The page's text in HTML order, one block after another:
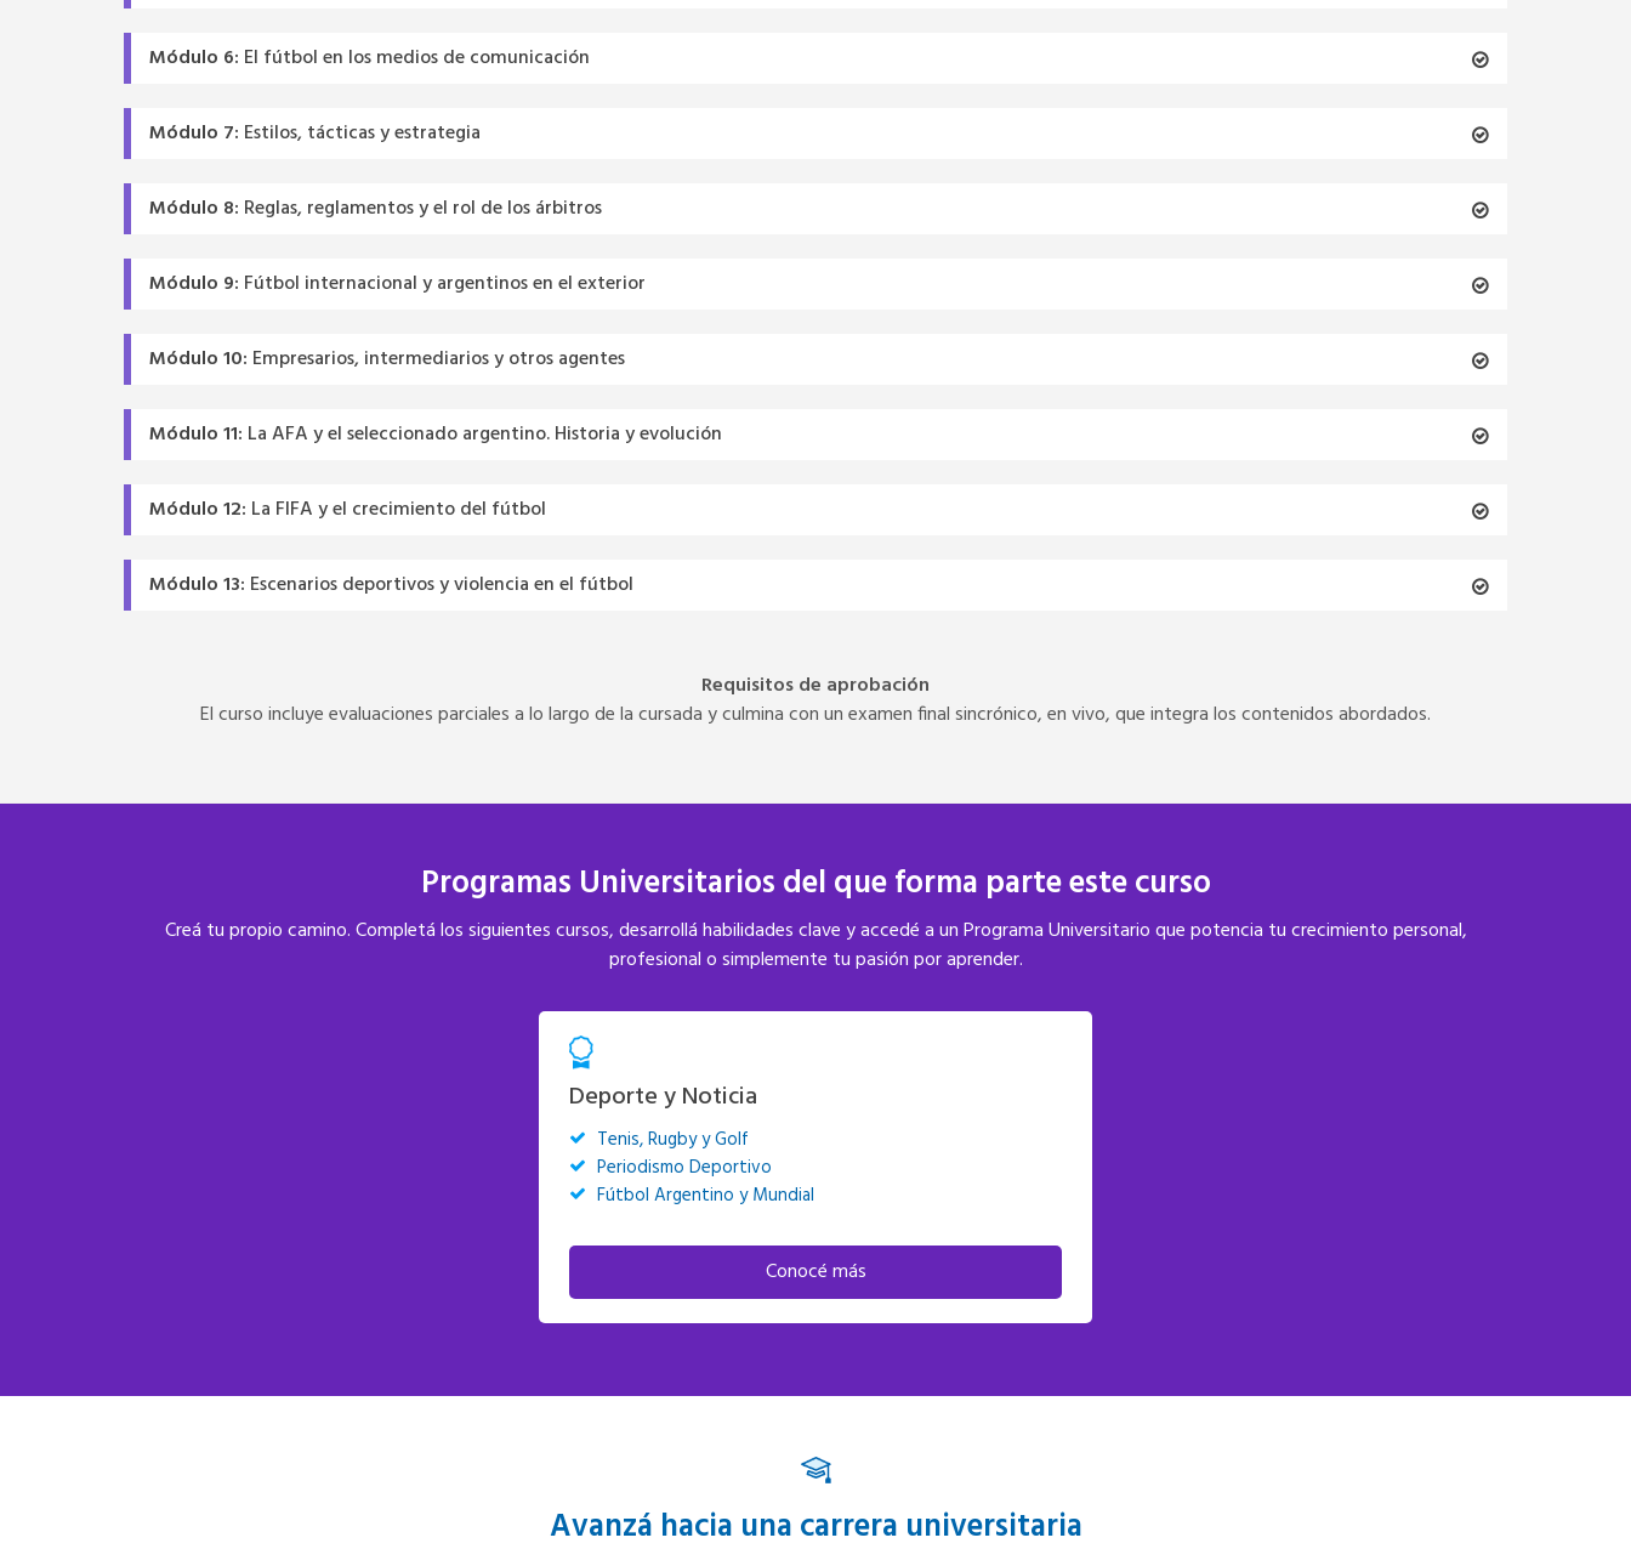
Módulo 6: El fútbol en los medios de comunicación
Módulo 7: Estilos, tácticas y estrategia
Módulo 8: Reglas, reglamentos y el rol de los árbitros
Módulo 9: Fútbol internacional y argentinos en el exterior
Módulo 10: Empresarios, intermediarios y otros agentes
Módulo 11: La AFA y el seleccionado argentino. Historia y evolución
Módulo 12: La FIFA y el crecimiento del fútbol
Módulo 13: Escenarios deportivos y violencia en el fútbol
Requisitos de aprobación
El curso incluye evaluaciones parciales a lo largo de la cursada y culmina con un examen final sincrónico, en vivo, que integra los contenidos abordados.
Programas Universitarios del que forma parte estecurso
Creá tu propio camino. Completá los siguientes cursos, desarrollá habilidades clave y accedé a un Programa Universitario que potencia tu crecimiento personal,
profesional o simplemente tu pasión por aprender.
Deporte y Noticia
Tenis, Rugby y Golf
Periodismo Deportivo
Fútbol Argentino y Mundial
Conocé más
Avanzá hacia una carrera universitaria